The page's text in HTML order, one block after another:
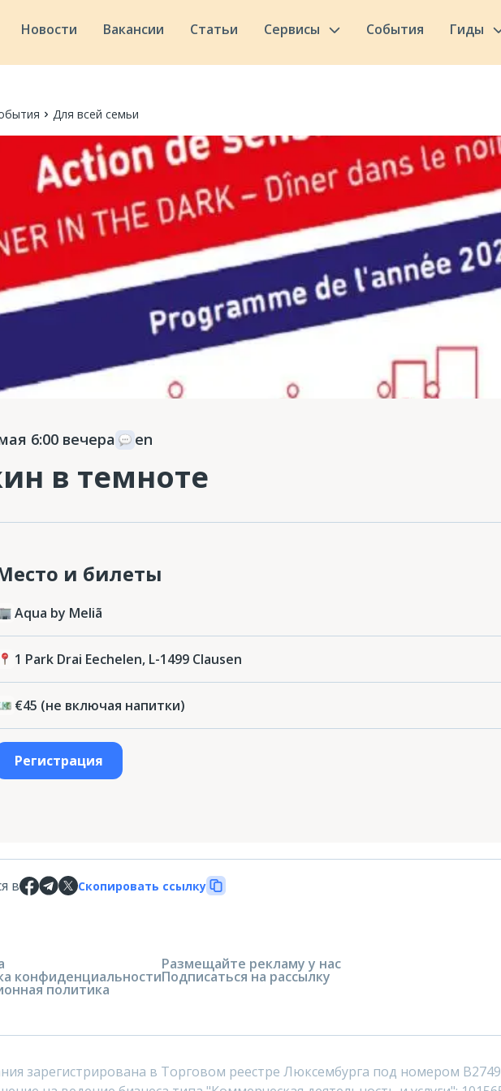
Новости Вакансии Статьи Сервисы События Гиды
Для всей семьи
6:00 вечера en
в темноте
и билеты
Aqua by Meliã
1 Park Drai Eechelen, L-1499 Clausen
€45 (не включая напитки)
Регистрация
в Скопировать ссылку
конфиденциальности
политика
Размещайте рекламу у нас
Подписаться на рассылку
зарегистрирована в Торговом реестре Люксембурга под номером